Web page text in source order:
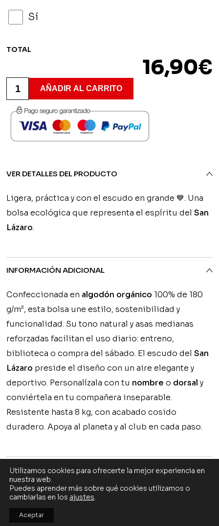
Sí
TOTAL
16,90€
Bolsa
Ecológica
Escudo
Personalizada
San
Lázaro
AÑADIR AL CARRITO
VER DETALLES DEL PRODUCTO
Ligera, práctica y con el escudo en grande 💙. Una
bolsa ecológica que representa el espíritu delSan
Lázaro.
INFORMACIÓN ADICIONAL
Confeccionada en algodón orgánico 100% de 180
g/m², esta bolsa une estilo, sostenibilidad y
funcionalidad. Su tono natural y asas medianas
reforzadas facilitan el uso diario: entreno,
biblioteca o compra del sábado. El escudo delSan
Lázaro preside el diseño con un aire elegante y
deportivo. Personalízala con tu nombre o dorsal y
conviértela en tu compañera inseparable.
Resistente hasta 8 kg, con acabado cosido
duradero. Apoya al planeta y al club en cada paso.
Utilizamos cookies para ofrecerte la mejor experiencia en
nuestra web.
Puedes aprender más sobre qué cookies utilizamos o
cambiarlas en los ajustes.
Aceptar